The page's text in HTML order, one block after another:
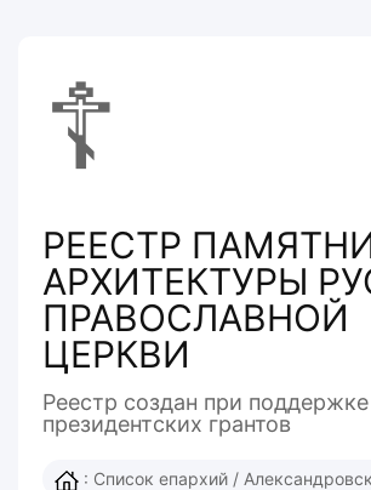
☦
РЕЕСТР
АРХИТЕКТУРЫ
ПРАВОСЛАВНОЙ
ЦЕРКВИ
Реестр создан при
президентcких грантов
: Список епархий /